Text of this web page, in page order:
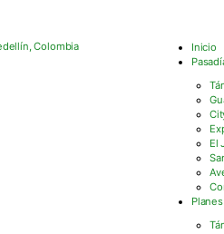
Inicio
El